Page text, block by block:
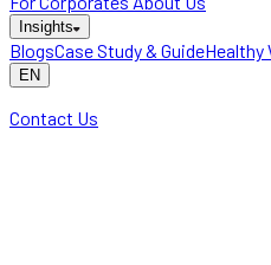
Insights
BlogsCase Study & GuideHealthy
EN
Contact Us